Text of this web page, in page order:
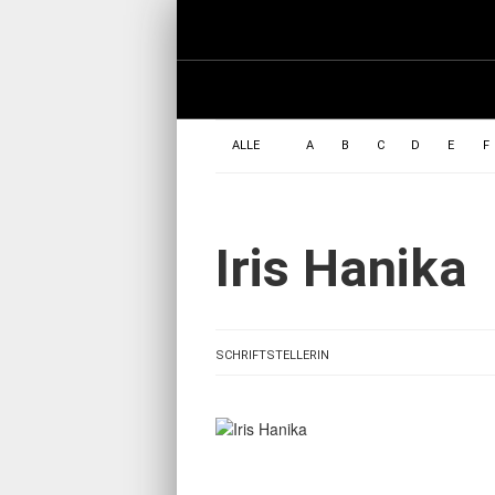
ALLE A B C D E F
Iris Hanika
SCHRIFTSTELLERIN